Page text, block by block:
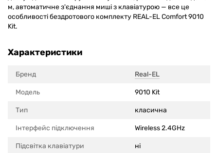
м, автоматичне з'єднання миші з клавіатурою — все це
особливості бездротового комплекту REAL-EL Comfort 9010
Kit.
Характеристики
Бренд Real-EL
Модель 9010 Kit
Тип класична
Інтерфейс підключення Wireless 2.4GHz
Підсвітка клавіатури ні